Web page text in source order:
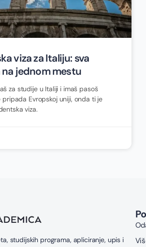
viza za Italiju: sva
jednom mestu
za studije u Italiji i imaš pasoš
pripada Evropskoj uniji, onda ti je
viza.
studijskih programa, apliciranje, upis i